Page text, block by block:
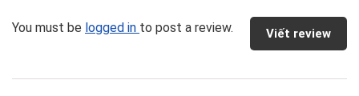
Viết review
You must be logged in to post a review.